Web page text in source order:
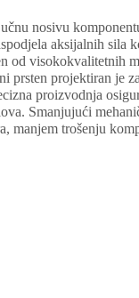
nosivu
aksijalnih sila
od visokokvalitetnih
prsten projektiran je
proizvodnja
Smanjujući
manjem trošenju